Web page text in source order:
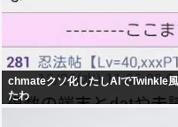
chmateクソ化したしAIでTwinkle
たわ